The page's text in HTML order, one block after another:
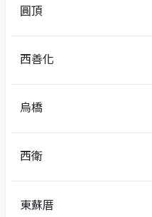
圓頂
西善化
烏橋
西衛
東蘇厝